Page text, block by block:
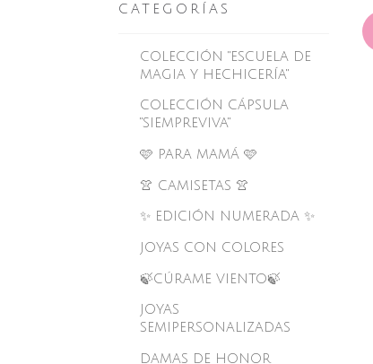
CATEGORÍAS
COLECCIÓN "ESCUELA DE
MAGIA Y HECHICERÍA"
COLECCIÓN CÁPSULA
"SIEMPREVIVA"
🩷 PARA MAMÁ 🩷
👚 CAMISETAS 👚
✨ EDICIÓN NUMERADA ✨
JOYAS CON COLORES
🍃CÚRAME VIENTO🍃
JOYAS
SEMIPERSONALIZADAS
DAMAS DE HONOR